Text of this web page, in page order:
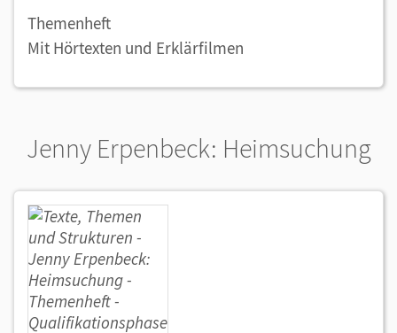
Themenheft
Mit Hörtexten und Erklärfilmen
Jenny Erpenbeck: Heimsuchung